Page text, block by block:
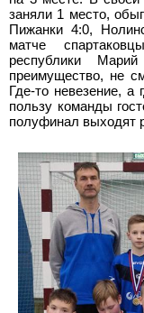
заняли 1 место,
Пижанки 4:0,
матче
республики
преимущество, не
Где-то невезение, а
пользу команды
полуфинал выходят